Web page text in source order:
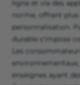
ligne et via des
norme, offrant
personnalisation.
durable s'impose
Les
enseignes ayant